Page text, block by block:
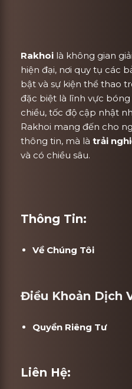
Rakhoi là không gian
hiện đại, nơi quy tụ các
bật và sự kiện thể thao
đặc biệt là lĩnh vực bóng
chiều, tốc độ cập nhật
Rakhoi mang đến cho
thông tin, mà là trải
và có chiều sâu.
Thông Tin:
Về Chúng Tôi
Điều Khoản Dịch
Quyền Riêng Tư
Liên Hệ: